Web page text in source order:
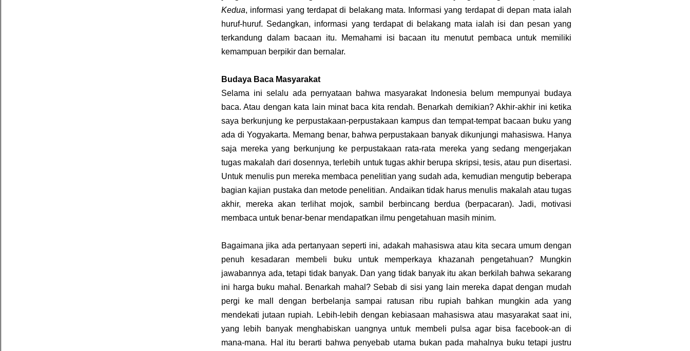
Kedua, informasi yang terdapat di belakang mata. Informasi yang terdapat di depan mata ialah
huruf-huruf. Sedangkan, informasi yang terdapat di belakang mata ialah isi dan pesan yang
terkandung dalam bacaan itu. Memahami isi bacaan itu menutut pembaca untuk memiliki
kemampuan berpikir dan bernalar.
Budaya Baca Masyarakat
Selama ini selalu ada pernyataan bahwa masyarakat Indonesia belum mempunyai budaya
baca. Atau dengan kata lain minat baca kita rendah. Benarkah demikian? Akhir-akhir ini ketika
saya berkunjung ke perpustakaan-perpustakaan kampus dan tempat-tempat bacaan buku yang
ada di Yogyakarta. Memang benar, bahwa perpustakaan banyak dikunjungi mahasiswa. Hanya
saja mereka yang berkunjung ke perpustakaan rata-rata mereka yang sedang mengerjakan
tugas makalah dari dosennya, terlebih untuk tugas akhir berupa skripsi, tesis, atau pun disertasi.
Untuk menulis pun mereka membaca penelitian yang sudah ada, kemudian mengutip beberapa
bagian kajian pustaka dan metode penelitian. Andaikan tidak harus menulis makalah atau tugas
akhir, mereka akan terlihat mojok, sambil berbincang berdua (berpacaran). Jadi, motivasi
membaca untuk benar-benar mendapatkan ilmu pengetahuan masih minim.
Bagaimana jika ada pertanyaan seperti ini, adakah mahasiswa atau kita secara umum dengan
penuh kesadaran membeli buku untuk memperkaya khazanah pengetahuan? Mungkin
jawabannya ada, tetapi tidak banyak. Dan yang tidak banyak itu akan berkilah bahwa sekarang
ini harga buku mahal. Benarkah mahal? Sebab di sisi yang lain mereka dapat dengan mudah
pergi ke mall dengan berbelanja sampai ratusan ribu rupiah bahkan mungkin ada yang
mendekati jutaan rupiah. Lebih-lebih dengan kebiasaan mahasiswa atau masyarakat saat ini,
yang lebih banyak menghabiskan uangnya untuk membeli pulsa agar bisa facebook-an di
mana-mana. Hal itu berarti bahwa penyebab utama bukan pada mahalnya buku tetapi justru